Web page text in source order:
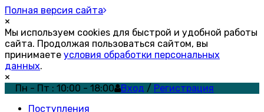
Полная версия сайта
×
Мы используем cookies для быстрой и удобной работы
сайта. Продолжая пользоваться сайтом, вы
принимаете условия обработки персональных
данных.
×
Пн - Пт : 10:00 - 18:00
Вход / Регистрация
Поступления